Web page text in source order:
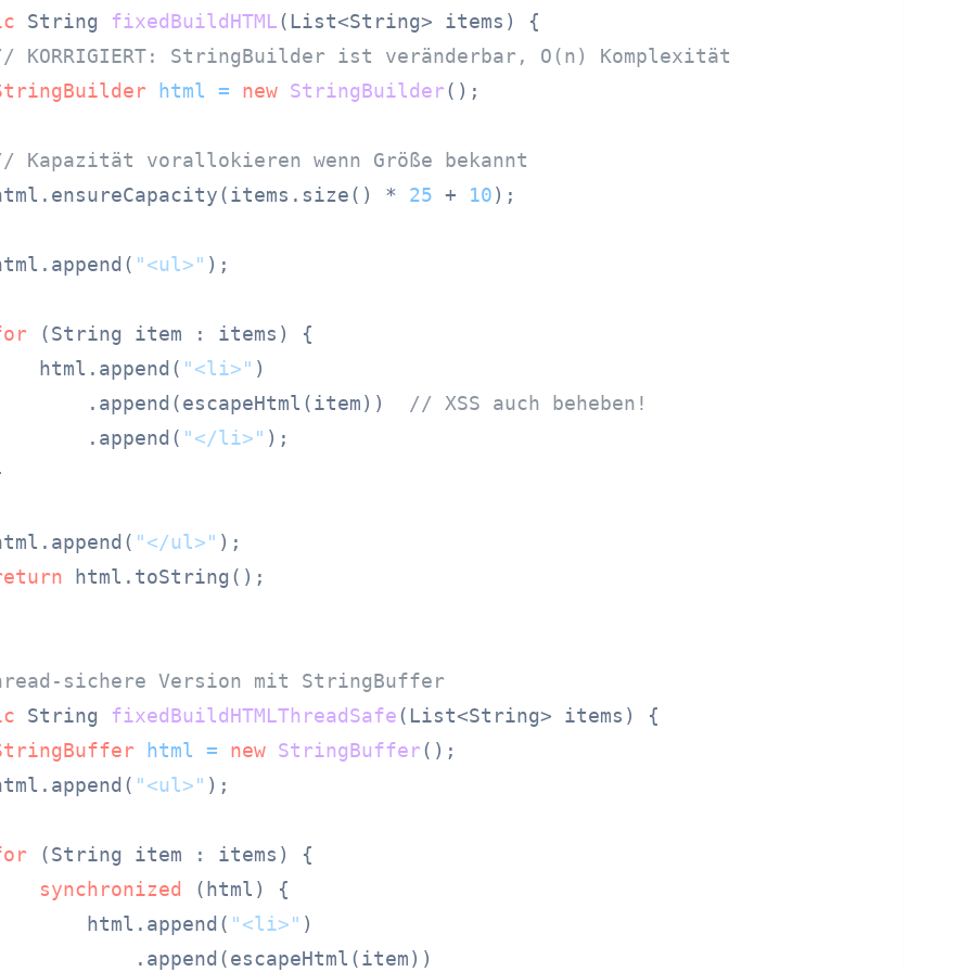
String fixedBuildHTML(List<String> items)
{
KORRIGIERT: StringBuilder ist veränderbar, O(n) Komplexität
html = new StringBuilder();
Kapazität vorallokieren wenn Größe bekannt
*
25 + 10);
"<ul>" );
(String item : items) {
html.append(
"<li>" )
.append(escapeHtml(item))
// XSS auch beheben!
.append(
"</li>" );
"</ul>" );
html.toString();
sichere Version mit StringBuffer
String fixedBuildHTMLThreadSafe(List<String> items)
{
html = new StringBuffer();
"<ul>" );
(String item : items) {
synchronized
(html) {
html.append(
"<li>" )
.append(escapeHtml(item))